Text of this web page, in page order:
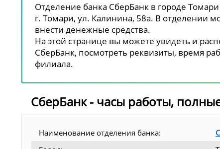
Отделение банка СберБанк в городе
г. Томари, ул. Калинина, 58а. В отделении
внести денежные средства.
На этой странице вы можете увидеть и
СберБанк, посмотреть реквизиты, время
филиала.
СберБанк - часы работы,
Наименование отделения банка: